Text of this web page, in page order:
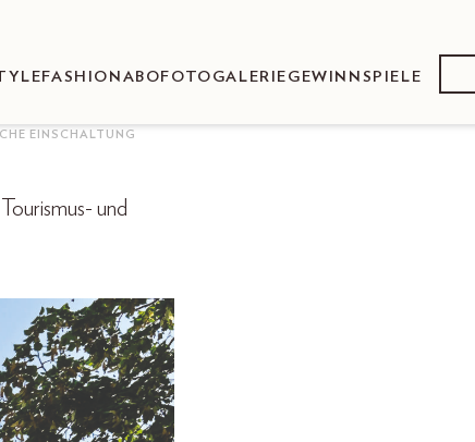
FASHION ABOFOTOGALERIE GEWINNSPIELE
EINSCHALTUNG
und